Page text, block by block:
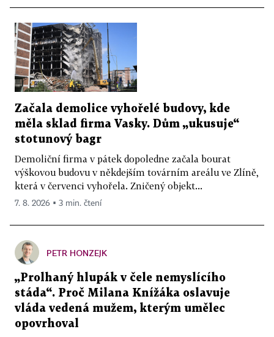
Začala demolice vyhořelé budovy, kde
měla sklad firma Vasky. Dům „ukusuje“
stotunový bagr
Demoliční firma v pátek dopoledne začala bourat
výškovou budovu v někdejším továrním areálu ve Zlíně,
která v červenci vyhořela. Zničený objekt...
7. 8. 2026 ▪ 3 min. čtení
PETR HONZEJK
„Prolhaný hlupák v čele nemyslícího
stáda“. Proč Milana Knížáka oslavuje
vláda vedená mužem, kterým umělec
opovrhoval